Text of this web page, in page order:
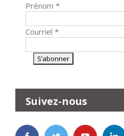
Prénom *
Courriel *
Suivez-nous